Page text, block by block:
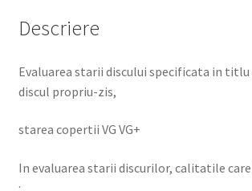
Descriere
Evaluarea starii discului specificata in titlu
discul propriu-zis,
starea copertii VG VG+
In evaluarea starii discurilor, calitatile
: